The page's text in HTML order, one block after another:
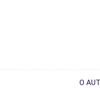
O